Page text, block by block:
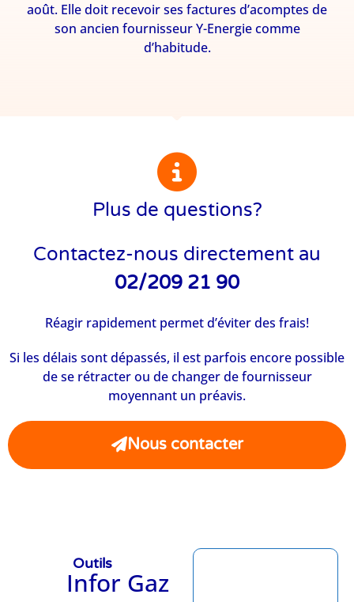
août. Elle doit recevoir ses factures d’acomptes de
son ancien fournisseur Y-Energie comme
d’habitude.
Plus de questions?
Contactez-nous directement au
02/209 21 90
Réagir rapidement permet d’éviter des frais!
Si les délais sont dépassés, il est parfois encore possible
de se rétracter ou de changer de fournisseur
moyennant un préavis.
Nous contacter
Outils
Infor Gaz